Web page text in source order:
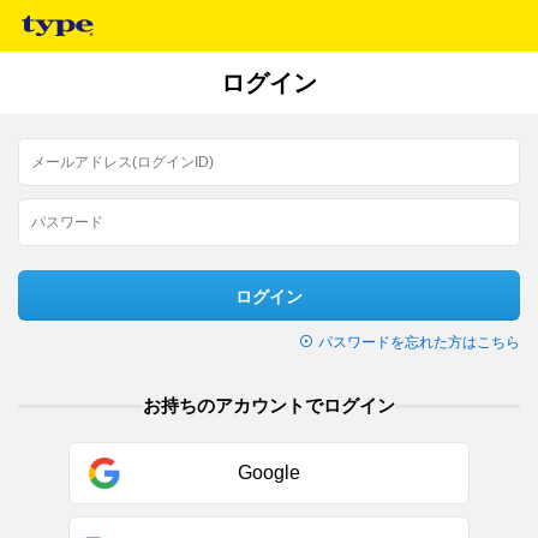
ログイン
ログイン
パスワードを忘れた方はこちら
お持ちのアカウントでログイン
Google